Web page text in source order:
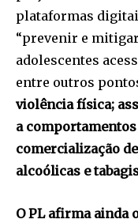
plataformas
“prevenir e
adolescentes
entre outros
violência física;
a
comercialização
alcoólicas e
O PL afirma ainda